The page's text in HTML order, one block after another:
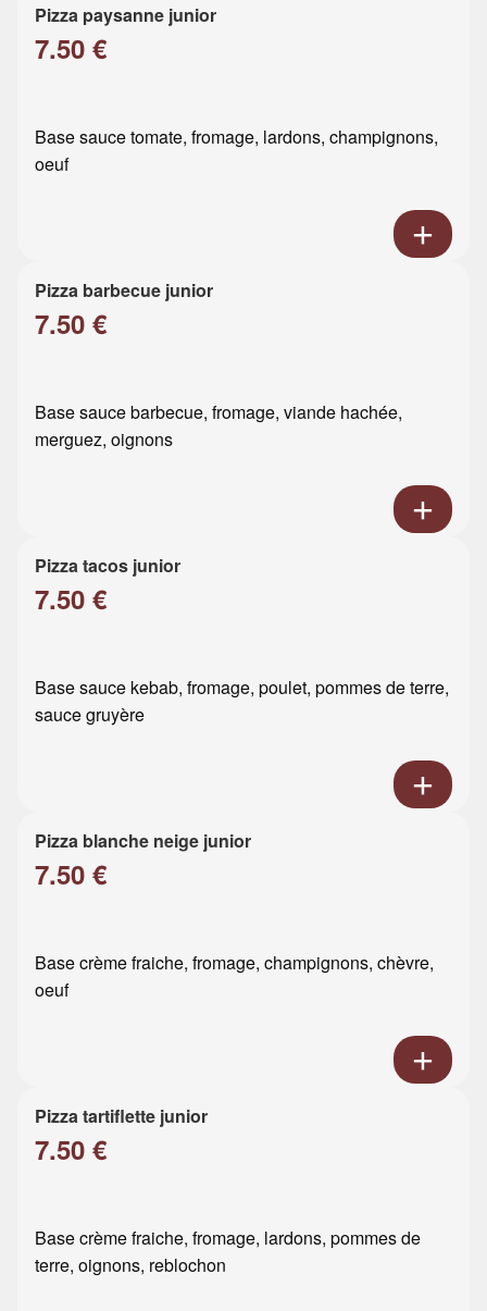
Pizza paysanne junior
7.50 €
Base sauce tomate, fromage, lardons, champignons,
oeuf
Pizza barbecue junior
7.50 €
Base sauce barbecue, fromage, viande hachée,
merguez, oignons
Pizza tacos junior
7.50 €
Base sauce kebab, fromage, poulet, pommes de terre,
sauce gruyère
Pizza blanche neige junior
7.50 €
Base crème fraiche, fromage, champignons, chèvre,
oeuf
Pizza tartiflette junior
7.50 €
Base crème fraiche, fromage, lardons, pommes de
terre, oignons, reblochon